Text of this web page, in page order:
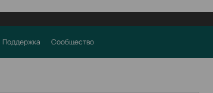
Поддержка Сообщество